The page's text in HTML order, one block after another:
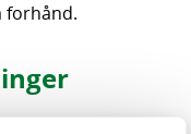
forhånd.